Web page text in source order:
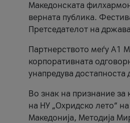
Македонската
верната публика.
Претседателот на
Партнерството меѓу A1
корпоративната
унапредува достапноста
Во знак на признание за
на НУ „Охридско лето“
Македонија, Методија